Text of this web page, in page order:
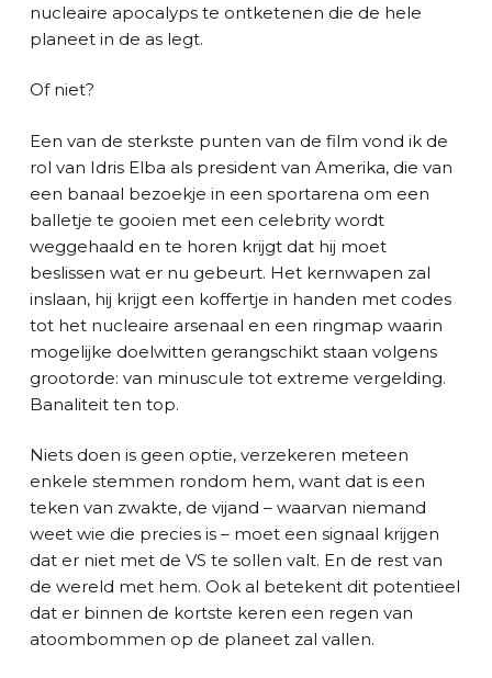
nucleaire apocalyps te ontketenen die de hele
planeet in de as legt.
Of niet?
Een van de sterkste punten van de film vond ik de
rol van Idris Elba als president van Amerika, die van
een banaal bezoekje in een sportarena om een
balletje te gooien met een celebrity wordt
weggehaald en te horen krijgt dat hij moet
beslissen wat er nu gebeurt. Het kernwapen zal
inslaan, hij krijgt een koffertje in handen met codes
tot het nucleaire arsenaal en een ringmap waarin
mogelijke doelwitten gerangschikt staan volgens
grootorde: van minuscule tot extreme vergelding.
Banaliteit ten top.
Niets doen is geen optie, verzekeren meteen
enkele stemmen rondom hem, want dat is een
teken van zwakte, de vijand – waarvan niemand
weet wie die precies is – moet een signaal krijgen
dat er niet met de VS te sollen valt. En de rest van
de wereld met hem. Ook al betekent dit potentieel
dat er binnen de kortste keren een regen van
atoombommen op de planeet zal vallen.